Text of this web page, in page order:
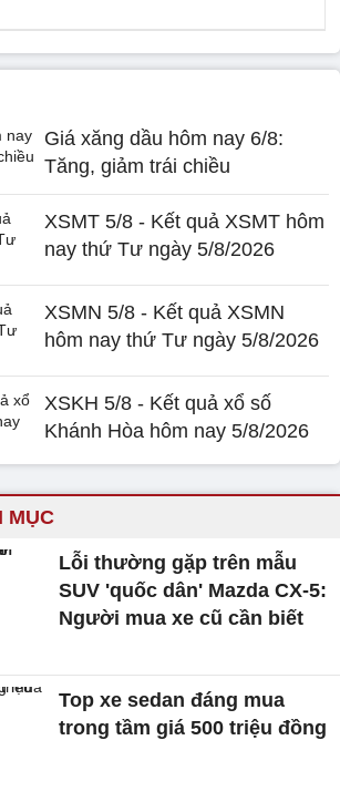
Giá xăng dầu hôm nay 6/8:
Tăng, giảm trái chiều
XSMT 5/8 - Kết quả XSMT hôm
nay thứ Tư ngày 5/8/2026
XSMN 5/8 - Kết quả XSMN
hôm nay thứ Tư ngày 5/8/2026
XSKH 5/8 - Kết quả xổ số
Khánh Hòa hôm nay 5/8/2026
MỤC
Lỗi thường gặp trên mẫu
SUV 'quốc dân' Mazda CX-5:
Người mua xe cũ cần biết
Top xe sedan đáng mua
trong tầm giá 500 triệu đồng